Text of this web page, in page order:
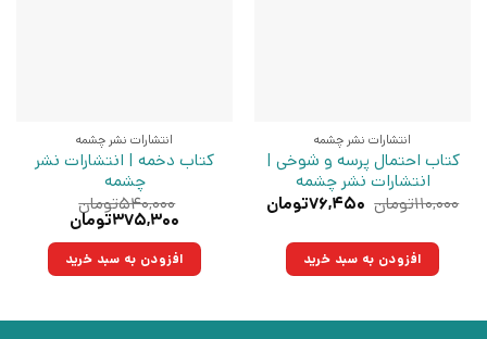
انتشارات نشر چشمه
کتاب احتمال پرسه و شوخی |
انتشارات نشر چشمه
۱۱۰,۰۰۰تومان قیمت
بود.
۷۶,۴۵۰تومان
افزودن به سبد خرید
انتشارات نشر چشمه
کتاب دخمه | انتشارات نشر
چشمه
۵۴۰,۰۰۰تومان
قیمت
۵۴۰,۰۰۰تومان
بود.
۳۷۵,۳۰۰تومان
۳۷۵,۳۰۰تومان.افزودن به سبد خرید